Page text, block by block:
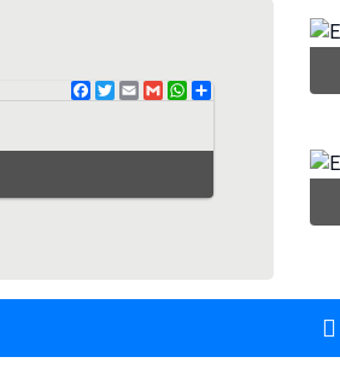
Facebook
Twitter
EmailGmailWhatsApp
Share